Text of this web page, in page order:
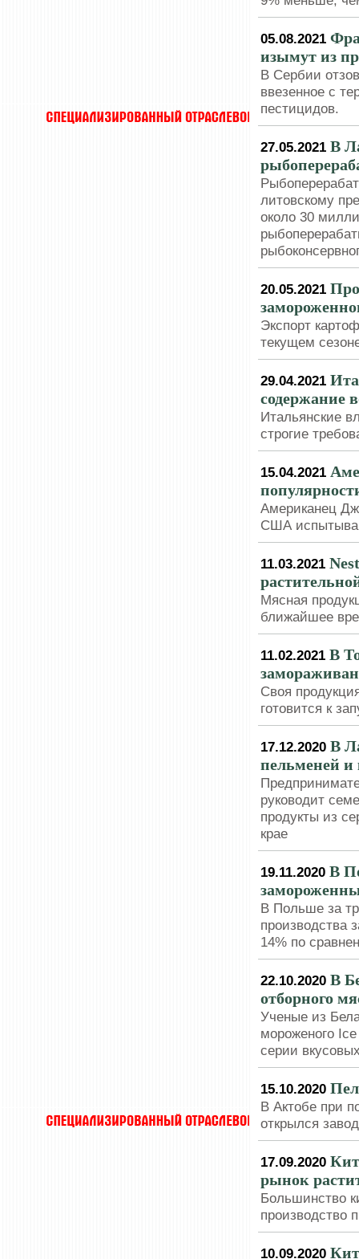
05.08.2021
изымут из
В Сербии
ввезенное с
пестицидов.
27.05.2021 В
литовскому
около 30
20.05.2021
Экспорт
текущем
29.04.2021
содержание
Итальянские
строгие
15.04.2021
Американец
США
11.03.2021
Мясная
ближайшее
11.02.2021 В
Своя
готовится к
17.12.2020 В
пельменей и
руководит
продукты из
крае
19.11.2020 В
В Польше за
производства
14% по
22.10.2020 В
отборного
Ученые из
мороженого
серии
15.10.2020
В Актобе при
открылся
17.09.2020
рынок
Большинство
производство
10.09.2020